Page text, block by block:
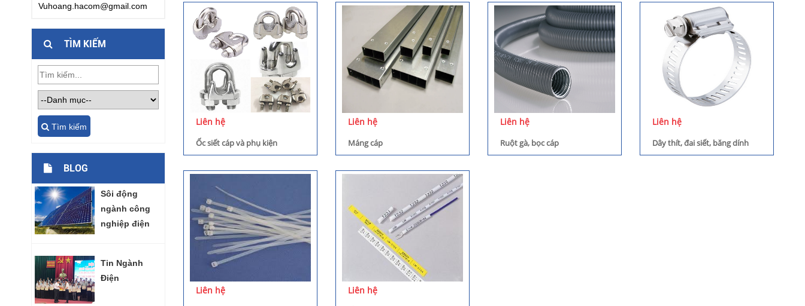
Vuhoang.hacom@gmail.com
TÌM KIẾM
Tìm kiếm
BLOG
Sôi động
ngành công
nghiệp điện
Tin Ngành
Điện
Liên hệ
Ốc siết cáp và phụ kiện
Liên hệ
Máng cáp
Liên hệ
Ruột gà, bọc cáp
Liên hệ
Dây thít, đai siết, băng dính
Liên hệ Liên hệ